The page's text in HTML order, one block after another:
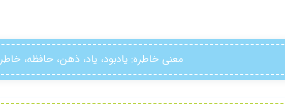
معنی خاطره: یادبود، یاد، ذهن، حافظه، خاطر